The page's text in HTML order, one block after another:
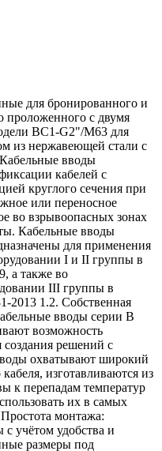
для бронированного и
проложенного с двумя
ВС1-G2"/М63 для
из нержавеющей стали с
вводы
кабелей с
круглого сечения при
или переносное
во взрывоопасных зонах
Кабельные вводы
для применения
I и II группы в
а также во
III группы в
2013 1.2. Собственная
вводы серии В
возможность
решений с
охватывают широкий
изготавливаются из
к перепадам температур
их в самых
монтажа:
учётом удобства и
размеры под